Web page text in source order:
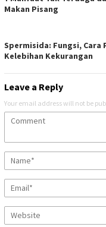
Makan Pisang
Spermisida: Fungsi, Cara
Kelebihan Kekurangan
Leave a Reply
Your email address will not be